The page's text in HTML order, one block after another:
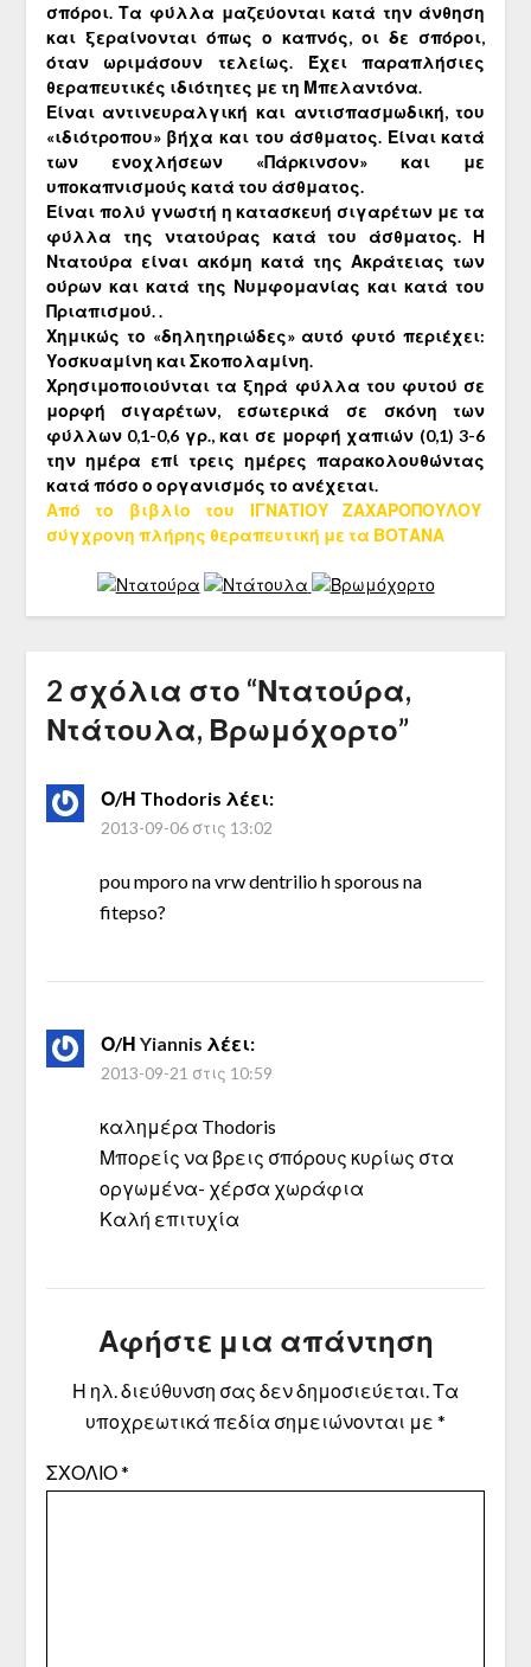
σπόροι. Τα φύλλα μαζεύονται κατά την άνθηση
και ξεραίνονται όπως ο καπνός, οι δε σπόροι,
όταν ωριμάσουν τελείως. Έχει παραπλήσιες
θεραπευτικές ιδιότητες με τη Μπελαντόνα.
Είναι αντινευραλγική και αντισπασμωδική, του
«ιδιότροπου» βήχα και του άσθματος. Είναι κατά
των ενοχλήσεων «Πάρκινσον» και με
υποκαπνισμούς κατά του άσθματος.
Είναι πολύ γνωστή η κατασκευή σιγαρέτων με τα
φύλλα της ντατούρας κατά του άσθματος. Η
Ντατούρα είναι ακόμη κατά της Ακράτειας των
ούρων και κατά της Νυμφομανίας και κατά του
Πριαπισμού. .
Χημικώς το «δηλητηριώδες» αυτό φυτό περιέχει:
Υοσκυαμίνη και Σκοπολαμίνη.
Χρησιμοποιούνται τα ξηρά φύλλα του φυτού σε
μορφή σιγαρέτων, εσωτερικά σε σκόνη των
φύλλων 0,1-0,6 γρ., και σε μορφή χαπιών (0,1) 3-6
την ημέρα επί τρεις ημέρες παρακολουθώντας
κατά πόσο ο οργανισμός το ανέχεται.
Από το βιβλίο του ΙΓΝΑΤΙΟΥ ΖΑΧΑΡΟΠΟΥΛΟΥ
σύγχρονη πλήρης θεραπευτική με τα ΒΟΤΑΝΑ
2 σχόλια στο “Ντατούρα,
Ντάτουλα, Βρωμόχορτο”
Ο/Η Thodoris λέει:
2013-09-06 στις 13:02
pou mporo na vrw dentrilio h sporous na
fitepso?
Ο/Η Yiannis λέει:
2013-09-21 στις 10:59
καλημέρα Thodoris
Μπορείς να βρεις σπόρους κυρίως στα
οργωμένα- χέρσα χωράφια
Καλή επιτυχία
Αφήστε μια απάντηση
Η ηλ. διεύθυνση σας δεν δημοσιεύεται.Τα
υποχρεωτικά πεδία σημειώνονται με *
ΣΧΌΛΙΟ*